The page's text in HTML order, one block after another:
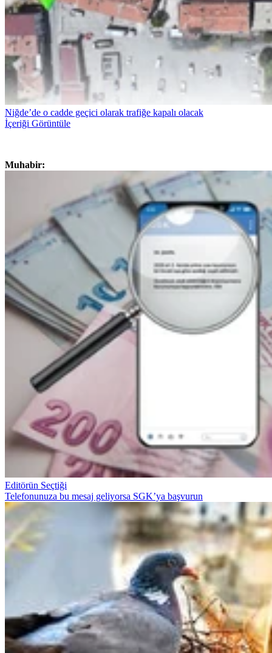
Niğde’de o cadde geçici olarak trafiğe kapalı olacak
İçeriği Görüntüle
Muhabir:
Editörün Seçtiği
Telefonunuza bu mesaj geliyorsa SGK’ya başvurun